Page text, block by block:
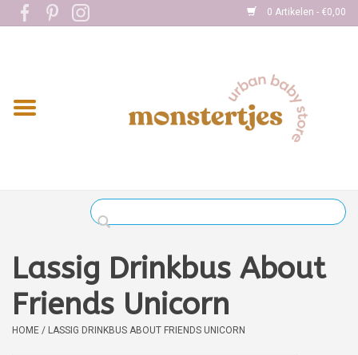
0 Artikelen - €0,00
Home
Kleding
Verzorging
Boekjes
Lassig Drinkbus About
Friends Unicorn
HOME / LASSIG DRINKBUS ABOUT FRIENDS UNICORN